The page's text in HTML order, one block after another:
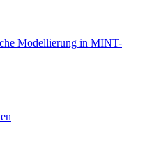
Modellierung in MINT-